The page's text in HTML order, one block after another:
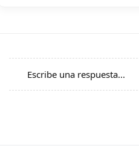
Escribe una respuesta...